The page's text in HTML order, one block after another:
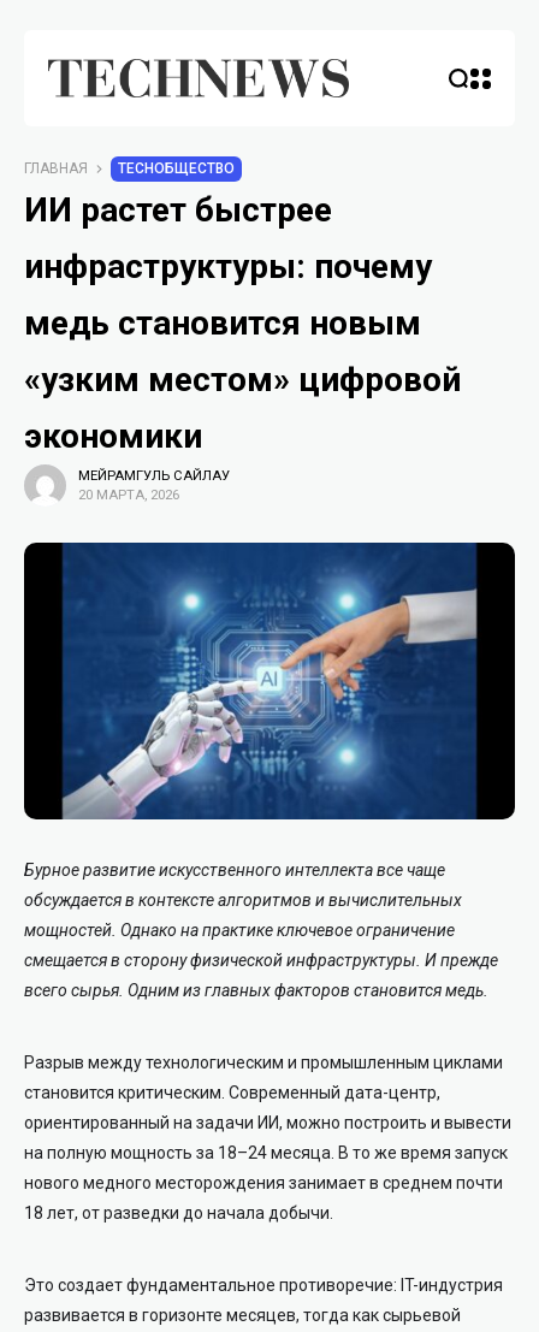
ГЛАВНАЯ TECHОБЩЕСТВО
ИИ растет быстрее
инфраструктуры: почему
медь становится новым
«узким местом» цифровой
экономики
МЕЙРАМГУЛЬ САЙЛАУ
20 МАРТА, 2026
Бурное развитие искусственного интеллекта все чаще
обсуждается в контексте алгоритмов и вычислительных
мощностей. Однако на практике ключевое ограничение
смещается в сторону физической инфраструктуры. И прежде
всего сырья. Одним из главных факторов становится медь.
Разрыв между технологическим и промышленным циклами
становится критическим. Современный дата-центр,
ориентированный на задачи ИИ, можно построить и вывести
на полную мощность за 18–24 месяца. В то же время запуск
нового медного месторождения занимает в среднем почти
18 лет, от разведки до начала добычи.
Это создает фундаментальное противоречие: IT-индустрия
развивается в горизонте месяцев, тогда как сырьевой